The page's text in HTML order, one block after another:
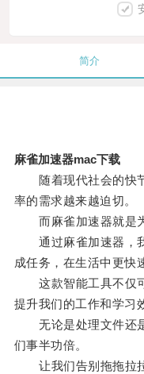
简介
麻雀加速器mac下载
随着现代社会的快节
率的需求越来越迫切。
而麻雀加速器就是为
通过麻雀加速器，我
成任务，在生活中更快
这款智能工具不仅可
提升我们的工作和学习
无论是处理文件还是
们事半功倍。
让我们告别拖拖拉拉